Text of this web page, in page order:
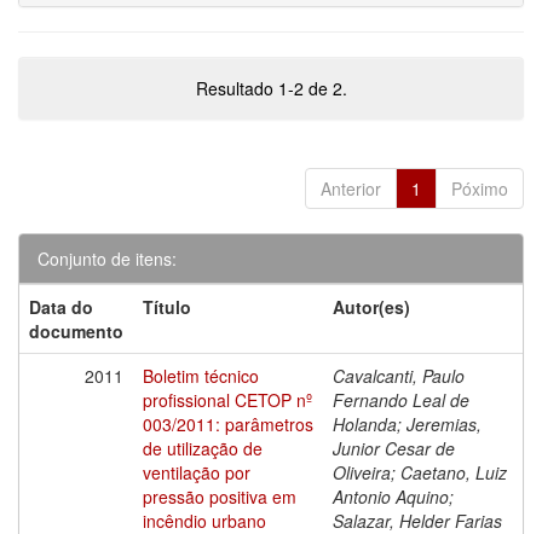
Resultado 1-2 de 2.
Anterior 1 Póximo
Conjunto de itens:
Data do
documento
Título Autor(es)
2011
Boletim técnico
profissional CETOP nº
003/2011: parâmetros
de utilização de
ventilação por
pressão positiva em
incêndio urbano
Cavalcanti, Paulo
Fernando Leal de
Holanda; Jeremias,
Junior Cesar de
Oliveira; Caetano, Luiz
Antonio Aquino;
Salazar, Helder Farias